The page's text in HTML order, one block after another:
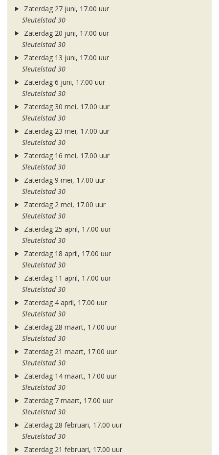
Zaterdag 27 juni, 17.00 uur
Sleutelstad 30
Zaterdag 20 juni, 17.00 uur
Sleutelstad 30
Zaterdag 13 juni, 17.00 uur
Sleutelstad 30
Zaterdag 6 juni, 17.00 uur
Sleutelstad 30
Zaterdag 30 mei, 17.00 uur
Sleutelstad 30
Zaterdag 23 mei, 17.00 uur
Sleutelstad 30
Zaterdag 16 mei, 17.00 uur
Sleutelstad 30
Zaterdag 9 mei, 17.00 uur
Sleutelstad 30
Zaterdag 2 mei, 17.00 uur
Sleutelstad 30
Zaterdag 25 april, 17.00 uur
Sleutelstad 30
Zaterdag 18 april, 17.00 uur
Sleutelstad 30
Zaterdag 11 april, 17.00 uur
Sleutelstad 30
Zaterdag 4 april, 17.00 uur
Sleutelstad 30
Zaterdag 28 maart, 17.00 uur
Sleutelstad 30
Zaterdag 21 maart, 17.00 uur
Sleutelstad 30
Zaterdag 14 maart, 17.00 uur
Sleutelstad 30
Zaterdag 7 maart, 17.00 uur
Sleutelstad 30
Zaterdag 28 februari, 17.00 uur
Sleutelstad 30
Zaterdag 21 februari, 17.00 uur